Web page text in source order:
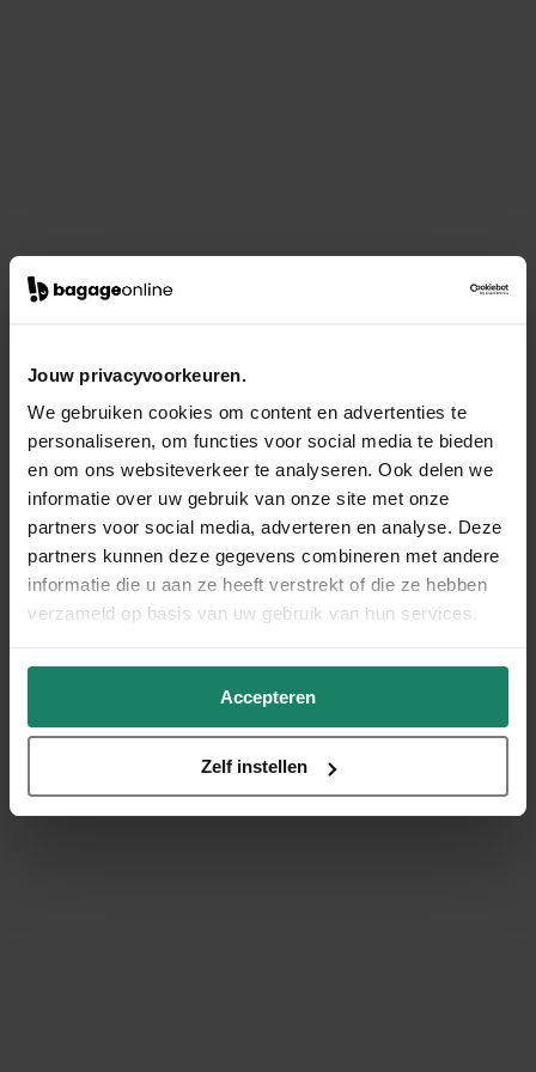
Jouw privacyvoorkeuren.
We gebruiken cookies om content en advertenties te
personaliseren, om functies voor social media te bieden
en om ons websiteverkeer te analyseren. Ook delen we
informatie over uw gebruik van onze site met onze
partners voor social media, adverteren en analyse. Deze
partners kunnen deze gegevens combineren met andere
informatie die u aan ze heeft verstrekt of die ze hebben
verzameld op basis van uw gebruik van hun services.
Accepteren
Zelf instellen